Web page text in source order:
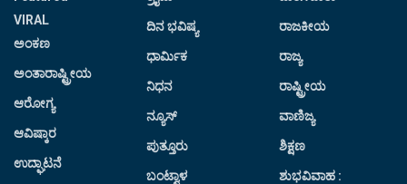
VIRAL
ಅಂಕಣ
ಅಂತಾರಾಷ್ಟ್ರೀಯ
ಆರೋಗ್ಯ
ಆವಿಷ್ಕಾರ
ಉದ್ಘಾಟನೆ
ದಿನ ಭವಿಷ್ಯ
ಧಾರ್ಮಿಕ
ನಿಧನ
ನ್ಯೂಸ್
ಪುತ್ತೂರು
ಬಂಟ್ವಾಳ
ರಾಜಕೀಯ
ರಾಜ್ಯ
ರಾಷ್ಟ್ರೀಯ
ವಾಣಿಜ್ಯ
ಶಿಕ್ಷಣ
ಶುಭವಿವಾಹ :